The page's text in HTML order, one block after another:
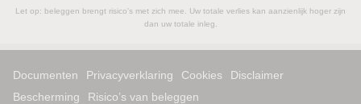
Let op: beleggen brengt risico's met zich mee. Uw totale verlies kan aanzienlijk hoger zijn
dan uw totale inleg.
Documenten Privacyverklaring Cookies
Disclaimer
Bescherming
Risico’s van beleggen